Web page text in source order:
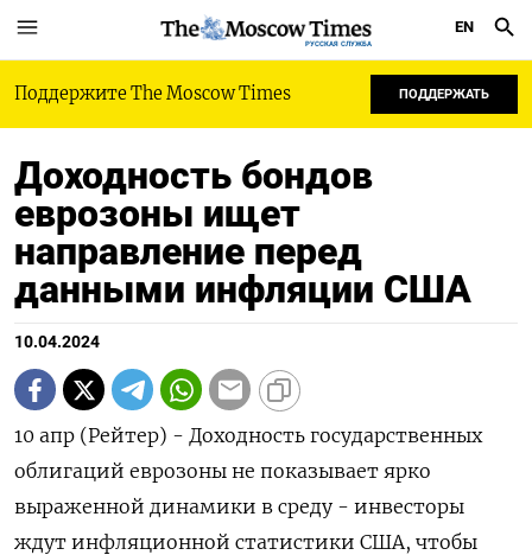
РУССКАЯ СЛУЖБА
EN
Поддержите The Moscow Times ПОДДЕРЖАТЬ
Доходность бондов
еврозоны ищет
направление перед
данными инфляции США
10.04.2024
10 апр (Рейтер) - Доходность государственных
облигаций еврозоны не показывает ярко
выраженной динамики в среду - инвесторы
ждут инфляционной статистики США, чтобы